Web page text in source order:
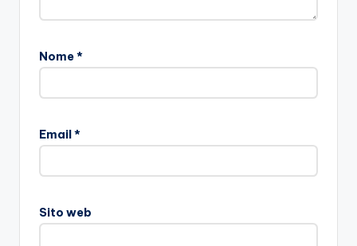
Nome*
Email*
Sito web